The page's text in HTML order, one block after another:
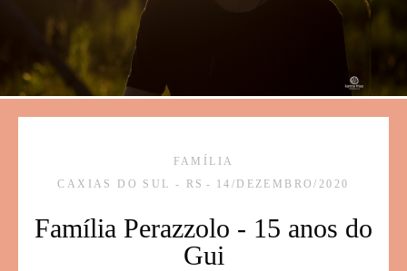
FAMÍLIA
CAXIAS DO SUL - RS
14/DEZEMBRO/2020
Família Perazzolo - 15 anos do
Gui